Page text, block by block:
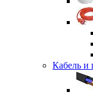
Кабель и